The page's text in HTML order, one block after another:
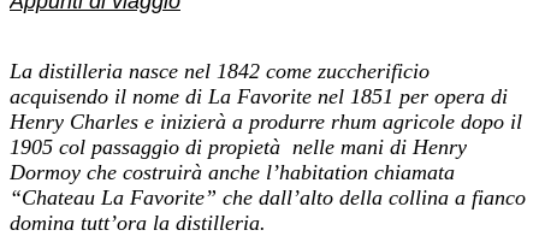
La distilleria nasce nel 1842 come zuccherificio
acquisendo il nome di La Favorite nel 1851 per opera di
Henry Charles e inizierà a produrre rhum agricole dopo il
1905 col passaggio di propietà nelle mani di Henry
Dormoy che costruirà anche l’habitation chiamata
“Chateau La Favorite” che dall’alto della collina a fianco
domina tutt’ora la distilleria.